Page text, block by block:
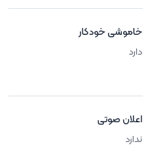
خاموشی خودکار
دارد
اعلان صوتی
ندارد